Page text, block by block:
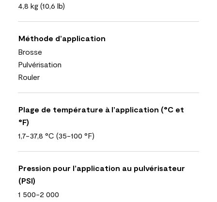
4,8 kg (10,6 lb)
Méthode d’application
Brosse
Pulvérisation
Rouler
Plage de température à l’application (°C et
°F)
1,7-37,8 °C (35-100 °F)
Pression pour l’application au pulvérisateur
(PSI)
1 500-2 000